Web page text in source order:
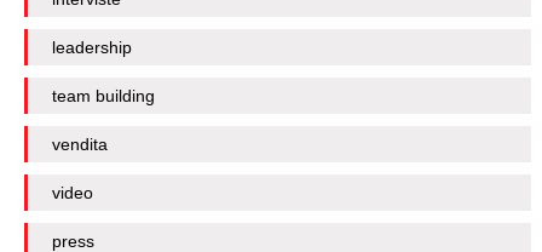
leadership
team building
vendita
video
press